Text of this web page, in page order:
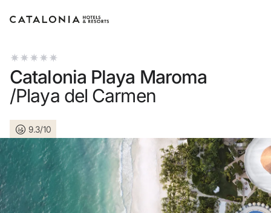
Connectez-vous à votre compte
LOGIN
Vous avez oublié votre mot de passe ?
ou utilisez l’une de ces options
Connexion via Google
Catalonia Playa Maroma
/Playa del Carmen
9.3/10